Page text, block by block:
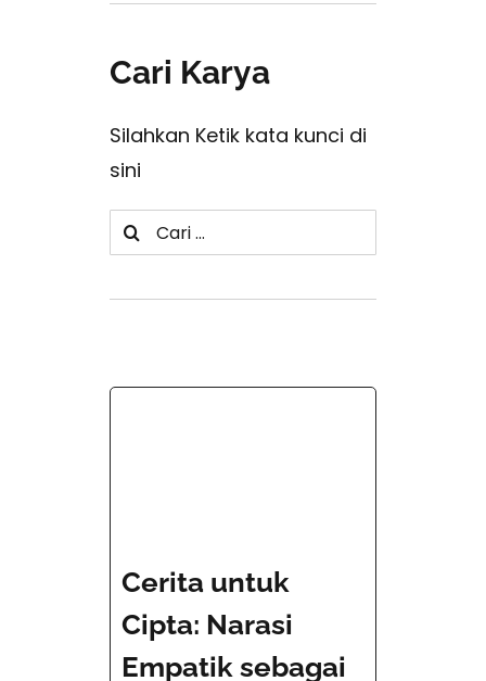
Cari Karya
Silahkan Ketik kata kunci di
sini
Search
for:
Cerita untuk
Cipta: Narasi
Empatik sebagai